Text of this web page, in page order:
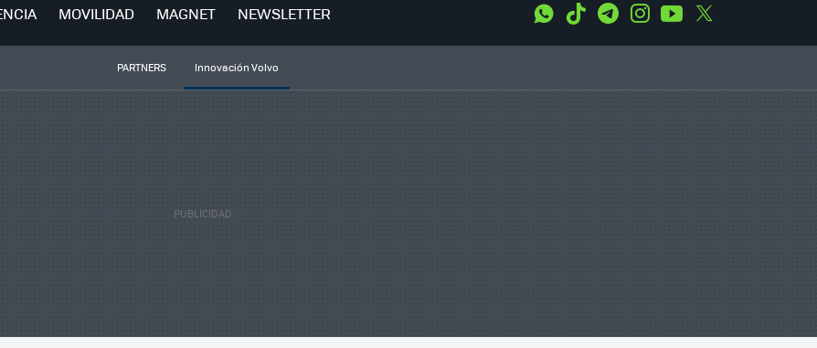
MOVILIDAD MAGNET NEWSLETTER WhatsApp
Tiktok TelegramInstagramYoutube
PARTNERS Innovación Volvo